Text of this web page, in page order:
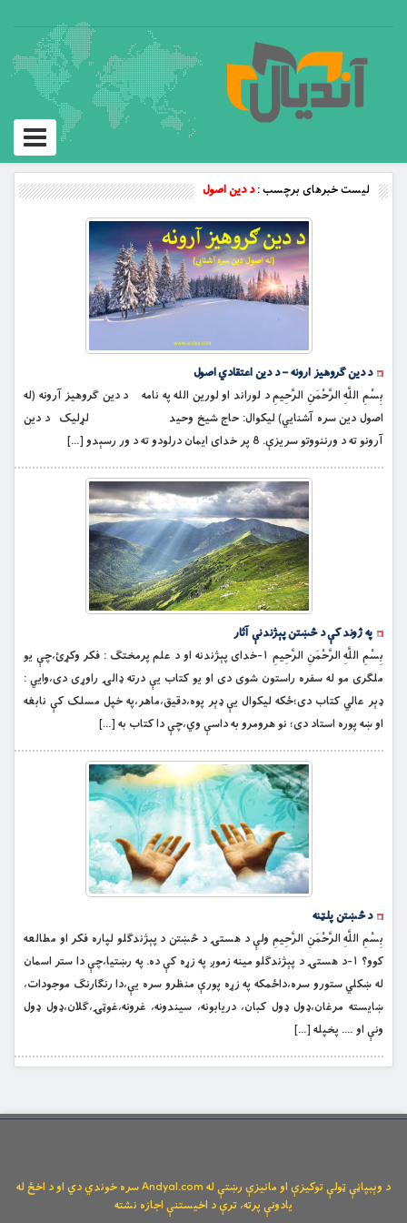
Toggle
لیست خبرهای برچسب :د دین اصول
د دین ګروهیز ارونه – د دین اعتقادي اصول
بِسْمِ اللَّهِ الرَّحْمَنِ الرَّحِيمِ د لوراند او لورین الله په نامه د دین ګروهیز آرونه (له
اصول دین سره آشنايي) لیکوال: حاج شیخ وحید لړلیک د دین
آرونو ته د ورننووتو سريزې. 8 پر خدای ایمان درلودو ته د ور رسېدو […]
په ژوند کې د څښتن پېژندنې آثار
بِسْمِ اللَّهِ الرَّحْمَنِ الرَّحِيمِ ١-خداى پېژندنه او د علم پرمختګ : فکر وکړئ،چې يو
ملګرى مو له سفره راستون شوى دى او يو کتاب يې درته ډالۍ راوړى دى،وايي :
ډېر عالي کتاب دى؛ځکه ليکوال يې ډېر پوه،دقيق،ماهر،په خپل مسلک کې نابغه
او ښه پوره استاد دى؛ نو هرومرو به داسې وي،چې دا کتاب به […]
د څښتن پلټنه
بِسْمِ اللَّهِ الرَّحْمَنِ الرَّحِيمِ ولې د هستۍ د څښتن د پېژندګلو لپاره فکر او مطالعه
کوو؟ ١-د هستۍ د پېژندګلو مينه زموږ په زړه کې ده. په رښتيا،چې دا ستر اسمان
له ښکلي ستورو سره،داځمکه په زړه پورې منظرو سره يې،دا رنګارنګ موجودات،
ښايسته مرغان،ډول ډول کبان، دريابونه، سيندونه، غرونه،غوټۍ،ګلان،ډول ډول
ونې او …. پخپله […]
د وېبپاڼې ټولې توکیزې او مانیزې رښتې له Andyal.com سره خوندي دي او د اخځ له
یادونې پرته، ترې د اخیستنې اجازه نشته